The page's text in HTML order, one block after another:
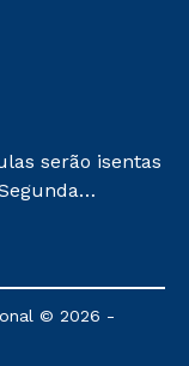
serão isentas
será de R$
Ensino
e Metodologia
© 2026 -